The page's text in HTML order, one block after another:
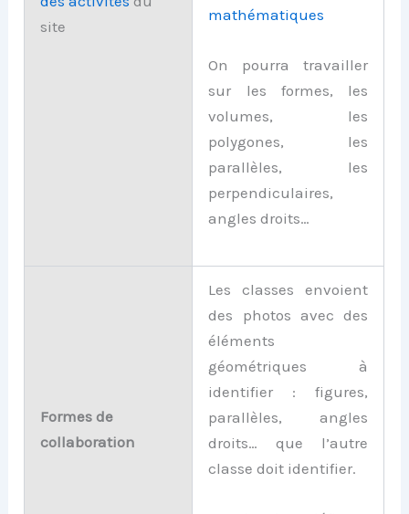
site
mathématiques
On pourra travailler
sur les formes, les
volumes, les
polygones, les
parallèles, les
perpendiculaires,
angles droits…
Formes de
collaboration
Les classes envoient
des photos avec des
éléments
géométriques à
identifier : figures,
parallèles, angles
droits… que l’autre
classe doit identifier.